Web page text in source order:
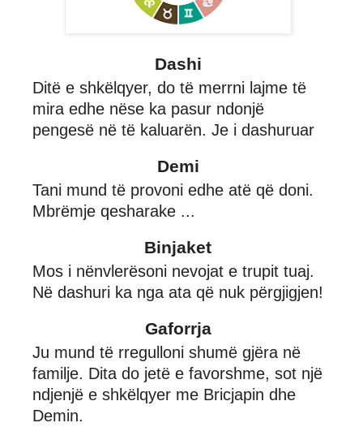
Dashi
Ditë e shkëlqyer, do të merrni lajme të
mira edhe nëse ka pasur ndonjë
pengesë në të kaluarën. Je i dashuruar
Demi
Tani mund të provoni edhe atë që doni.
Mbrëmje qesharake ...
Binjaket
Mos i nënvlerësoni nevojat e trupit tuaj.
Në dashuri ka nga ata që nuk përgjigjen!
Gaforrja
Ju mund të rregulloni shumë gjëra në
familje. Dita do jetë e favorshme, sot një
ndjenjë e shkëlqyer me Bricjapin dhe
Demin.